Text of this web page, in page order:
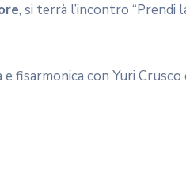
, si terrà l’incontro “Prendi
fisarmonica con Yuri Crusco